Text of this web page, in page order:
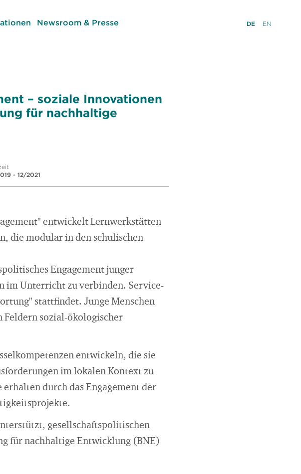
Newsroom & Presse DE EN
– soziale Innovationen
für nachhaltige
- 12/2021
entwickelt Lernwerkstätten
die modular in den schulischen
Engagement junger
im Unterricht zu verbinden. Service-
stattfindet. Junge Menschen
sozial-ökologischer
entwickeln, die sie
im lokalen Kontext zu
durch das Engagement der
gesellschaftspolitischen
für nachhaltige Entwicklung (BNE)